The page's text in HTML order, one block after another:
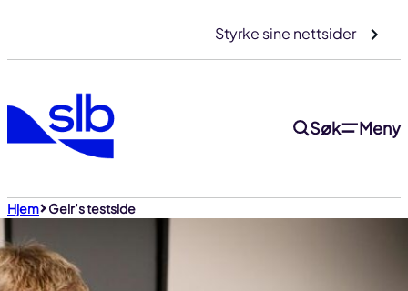
Styrke sine nettsider
Søk Meny
Hjem Geir’s testside